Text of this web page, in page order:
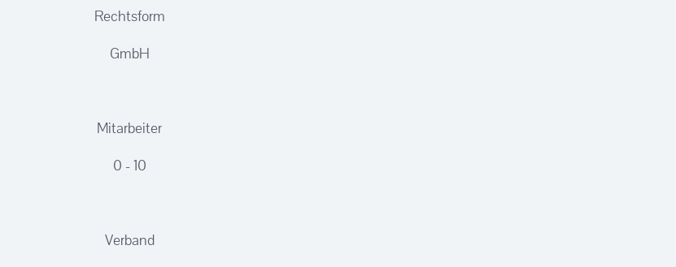
Rechtsform
GmbH
Mitarbeiter
0 - 10
Verband